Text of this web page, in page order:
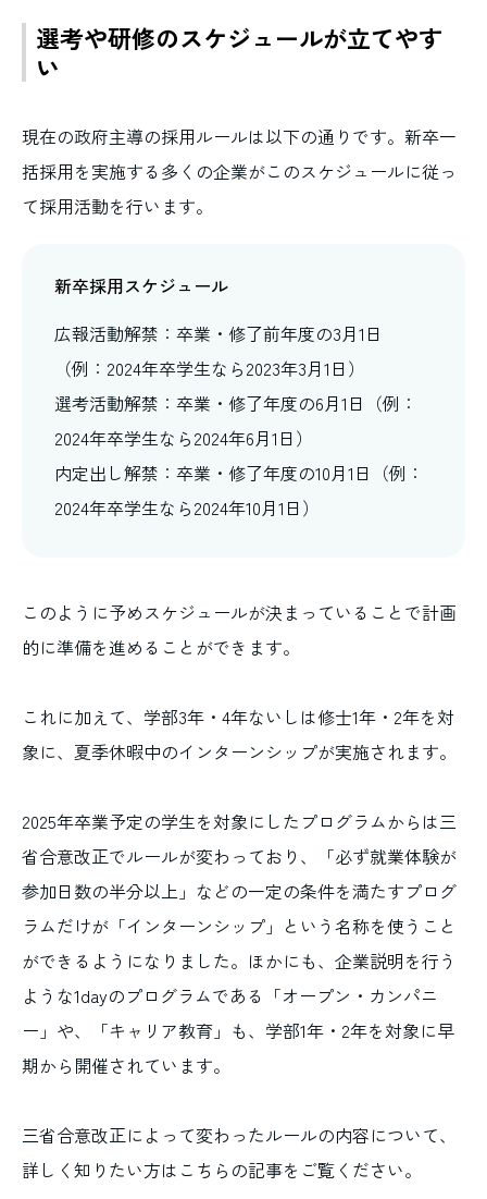
選考や研修のスケジュールが立てやす
い
現在の政府主導の採用ルールは以下の通りです。新卒一
括採用を実施する多くの企業がこのスケジュールに従っ
て採用活動を行います。
新卒採用スケジュール
広報活動解禁：卒業・修了前年度の3月1日
（例：2024年卒学生なら2023年3月1日）
選考活動解禁：卒業・修了年度の6月1日（例：
2024年卒学生なら2024年6月1日）
内定出し解禁：卒業・修了年度の10月1日（例：
2024年卒学生なら2024年10月1日）
このように予めスケジュールが決まっていることで計画
的に準備を進めることができます。
これに加えて、学部3年・4年ないしは修士1年・2年を対
象に、夏季休暇中のインターンシップが実施されます。
2025年卒業予定の学生を対象にしたプログラムからは三
省合意改正でルールが変わっており、「必ず就業体験が
参加日数の半分以上」などの一定の条件を満たすプログ
ラムだけが「インターンシップ」という名称を使うこと
ができるようになりました。ほかにも、企業説明を行う
ような1dayのプログラムである「オープン・カンパニ
ー」や、「キャリア教育」も、学部1年・2年を対象に早
期から開催されています。
三省合意改正によって変わったルールの内容について、
詳しく知りたい方はこちらの記事をご覧ください。